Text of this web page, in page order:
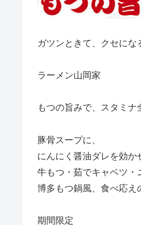
ガツンときて、クセにな
ラーメン山岡家
もつの旨みで、スタミナ
豚骨スープに、
にんにく醤油ダレを効か
牛もつ・茹でキャベツ・
博多もつ鍋風、食べ応え
期間限定